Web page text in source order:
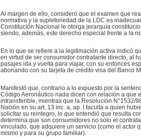
Al margen de ello, consideró que el examen que
normativa y la supletoriedad de la LDC es
Constitución Nacional le otorga jerarquía
siendo, además, este derecho especial frente a la
En lo que se refiere a la legitimación activa indicó
en virtud de ser consumidor contratante directo, al
pasajes ida y vuelta para viajar, con su entonces
abonando con su tarjeta de crédito visa del Banco
Manifestó que, contrario a lo expuesto por la
Código Aeronáutico nada dicen con relación a que
intransferible, mientras que la Resolución N°1532/
Nación en su art. 13 inc. a, ap. I faculta a quien
solicitar su reintegro, lo que entendió que resulta
determina que son consumidores no solo el
vinculado, que adquiere un servicio (como el actor
mismo y para su grupo familiar).